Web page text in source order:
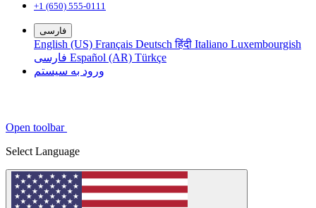
+1 (650) 555-0111
فارسی
English (US) Français Deutsch हिंदी Italiano Luxembourgish
فارسی Español (AR) Türkçe
ورود به سیستم
Open toolbar
Select Language